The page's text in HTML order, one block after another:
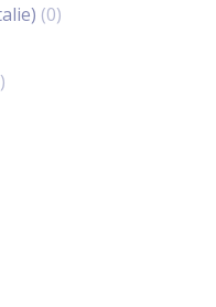
ET
00 products
0 products
products